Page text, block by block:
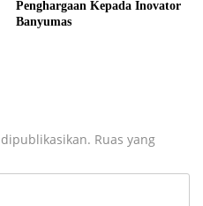
Penghargaan Kepada Inovator
Banyumas
Ruas yang